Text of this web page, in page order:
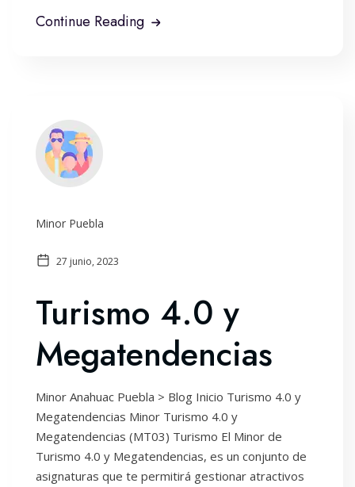
Continue Reading
Minor Puebla
27 junio, 2023
Turismo 4.0 y
Megatendencias
Minor Anahuac Puebla > Blog Inicio Turismo 4.0 y
Megatendencias Minor Turismo 4.0 y
Megatendencias (MT03) Turismo El Minor de
Turismo 4.0 y Megatendencias, es un conjunto de
asignaturas que te permitirá gestionar atractivos